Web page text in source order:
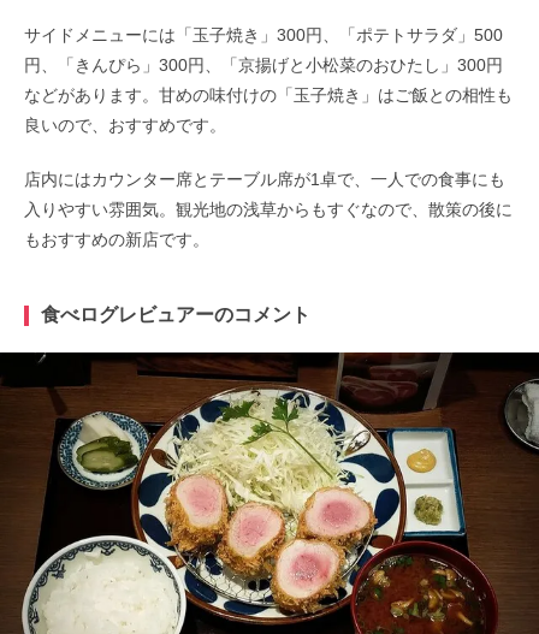
サイドメニューには「玉子焼き」300円、「ポテトサラダ」500
円、「きんぴら」300円、「京揚げと小松菜のおひたし」300円
などがあります。甘めの味付けの「玉子焼き」はご飯との相性も
良いので、おすすめです。
店内にはカウンター席とテーブル席が1卓で、一人での食事にも
入りやすい雰囲気。観光地の浅草からもすぐなので、散策の後に
もおすすめの新店です。
食べログレビュアーのコメント